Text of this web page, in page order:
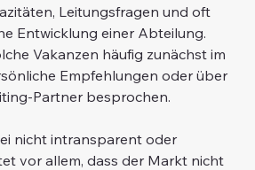
Leitungsfragen und oft
Entwicklung einer Abteilung.
Vakanzen häufig zunächst im
Empfehlungen oder über
Partner besprochen.
nicht intransparent oder
vor allem, dass der Markt nicht